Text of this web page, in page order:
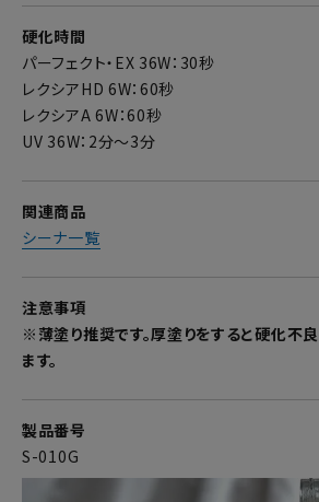
硬化時間
パーフェクト・EX 36W：30秒
レクシアHD 6W：60秒
レクシアA 6W：60秒
UV 36W：2分～3分
関連商品
シーナ一覧
注意事項
※薄塗り推奨です。厚塗りをすると硬化不
ます。
製品番号
S-010G